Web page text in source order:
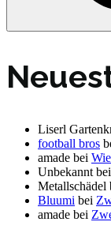
Liserl
football bros
amade bei
Unbekannt bei
Metallschädel
Bluumi bei
amade bei